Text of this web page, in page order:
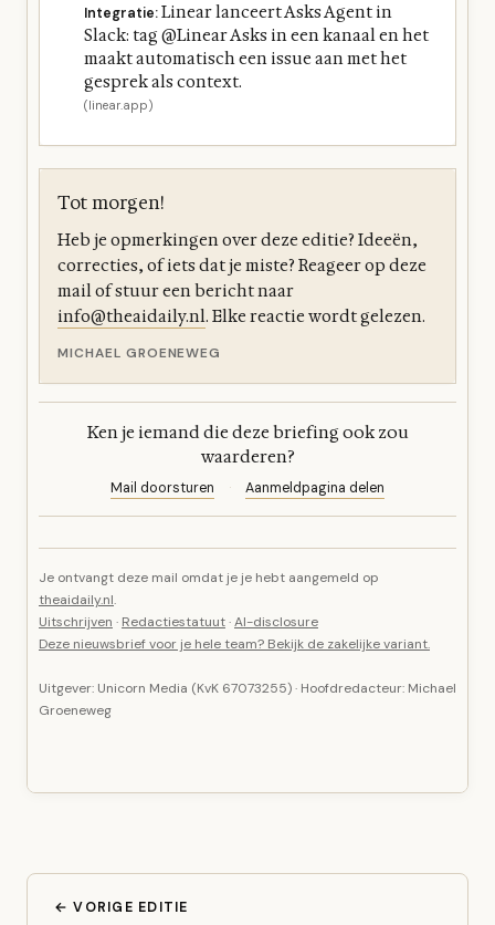
Integratie:Linear lanceert Asks Agent in
Slack: tag @Linear Asks in een kanaal en het
maakt automatisch een issue aan met het
gesprek als context.
(linear.app)
Tot morgen!
Heb je opmerkingen over deze editie? Ideeën,
correcties, of iets dat je miste? Reageer op deze
mail of stuur een bericht naar
info@theaidaily.nl. Elke reactie wordt gelezen.
MICHAEL GROENEWEG
Ken je iemand die deze briefing ook zou
waarderen?
Mail doorsturen · Aanmeldpagina delen
Je ontvangt deze mail omdat je je hebt aangemeld op
theaidaily.nl.
Uitschrijven · Redactiestatuut·AI-disclosure
Deze nieuwsbrief voor je hele team? Bekijk de zakelijke variant.
Uitgever: Unicorn Media (KvK 67073255) · Hoofdredacteur: Michael
Groeneweg
← VORIGE EDITIE